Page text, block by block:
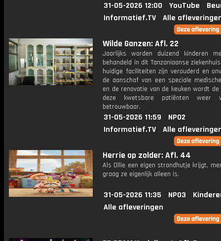
31-05-2026 12:00 YouTube
Informatief.TV
Alle
Wilde Ganzen: Afl. 22
Jaarlijks worden duizend kinderen
behandeld in dit Tanzaniaanse
huidige faciliteiten zijn verouderd en
de aanschaf van een speciale
en de renovatie van de keuken wordt
deze kwetsbare patiënten weer
betrouwbaar.
31-05-2026 11:59
NPO2
Informatief.TV
Alle
Herrie op zolder: Afl. 44
Als Ollie een eigen strandhutje krijgt,
graag ze eigenlijk alleen is.
31-05-2026 11:35 NPO3
Alle afleveringen